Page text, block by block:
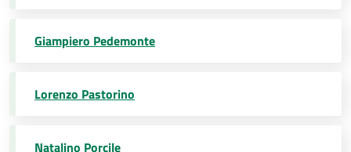
Giampiero Pedemonte
Lorenzo Pastorino
Natalino Porcile